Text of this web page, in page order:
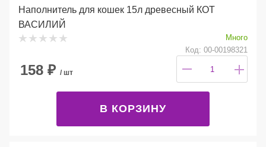
Наполнитель для кошек 15л древесный КОТ
ВАСИЛИЙ
Много
Код: 00-00198321
158 ₽ / шт
В КОРЗИНУ